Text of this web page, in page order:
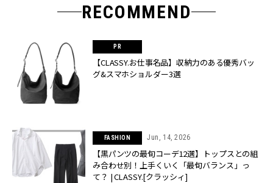
RECOMMEND
【CLASSY.お仕事名品】収納力のある優秀バッ
グ&スマホショルダー3選
FASHION Jun, 14, 2026
【黒パンツの最旬コーデ12選】トップスとの組
み合わせ別！上手くいく「最旬バランス」っ
て？ | CLASSY.[クラッシィ]